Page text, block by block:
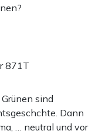
871T
sind
Dann
… neutral und vor